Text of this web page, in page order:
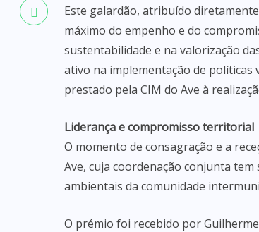
Este galardão, atribuído
máximo do empenho e do
sustentabilidade e na valorização
ativo na implementação de
prestado pela CIM do Ave à
Liderança e compromisso territorial
O momento de consagração e a
Ave, cuja coordenação conjunta
ambientais da comunidade
O prémio foi recebido por